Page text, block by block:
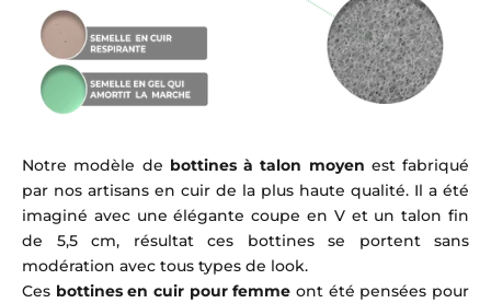
Notre modèle de bottines à talon moyen est fabriqué
par nos artisans en cuir de la plus haute qualité. Il a été
imaginé avec une élégante coupe en V et un talon fin
de 5,5 cm, résultat ces bottines se portent sans
modération avec tous types de look.
Ces bottines en cuir pour femme ont été pensées pour